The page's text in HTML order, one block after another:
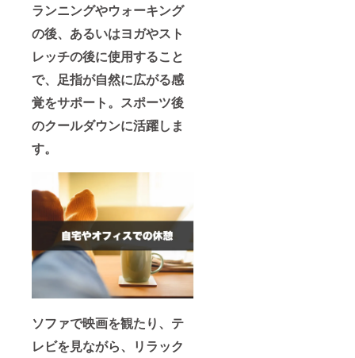
ランニングやウォーキング
の後、あるいはヨガやスト
レッチの後に使用すること
で、足指が自然に広がる感
覚をサポート。スポーツ後
のクールダウンに活躍しま
す。
ソファで映画を観たり、テ
レビを見ながら、リラック